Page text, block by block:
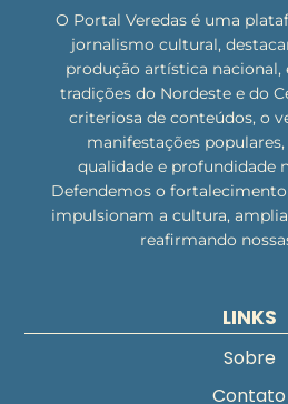
O Portal Veredas é uma
jornalismo cultural,
produção artística nacional,
tradições do Nordeste e do
criteriosa de conteúdos, o
manifestações
qualidade e profundidade
Defendemos o
impulsionam a cultura,
reafirmando
LINKS
Sobre
Contato